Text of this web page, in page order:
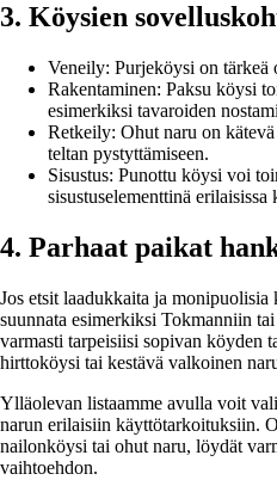
3. Köysien
Veneily: Purjeköysi on tärkeä
Rakentaminen: Paksu köysi
esimerkiksi tavaroiden
Retkeily: Ohut naru on
teltan pystyttämiseen.
Sisustus: Punottu köysi voi
sisustuselementtinä erilaisissa
4. Parhaat paikat
Jos etsit laadukkaita ja monipuolisia
suunnata esimerkiksi Tokmanniin
varmasti tarpeisiisi sopivan köyden
hirttoköysi tai kestävä valkoinen
Ylläolevan listaamme avulla voit
narun erilaisiin käyttötarkoituksiin.
nailonköysi tai ohut naru, löydät
vaihtoehdon.